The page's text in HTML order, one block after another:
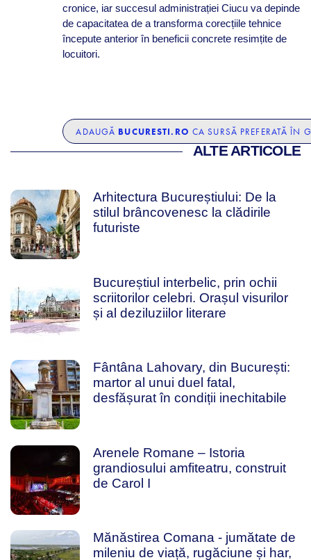
cronice, iar succesul administrației Ciucu va depinde
de capacitatea de a transforma corecțiile tehnice
începute anterior în beneficii concrete resimțite de
locuitori.
ADAUGĂ BUCURESTI.RO CA SURSĂ PREFERATĂ ÎN
ALTE ARTICOLE
Arhitectura Bucureștiului: De la
stilul brâncovenesc la clădirile
futuriste
Bucureștiul interbelic, prin ochii
scriitorilor celebri. Orașul visurilor
și al deziluziilor literare
Fântâna Lahovary, din București:
martor al unui duel fatal,
desfășurat în condiții inechitabile
Arenele Romane – Istoria
grandiosului amfiteatru, construit
de Carol I
Mănăstirea Comana - jumătate de
mileniu de viață, rugăciune și har,